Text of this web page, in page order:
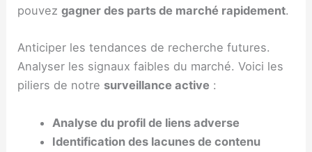
pouvezgagner des parts de marché rapidement.
Anticiper les tendances de recherche futures.
Analyser les signaux faibles du marché. Voici les
piliers de notre surveillance active :
Analyse du profil de liens adverse
Identification des lacunes de contenu